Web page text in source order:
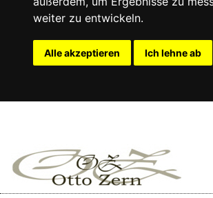
weiter zu entwickeln.
Alle akzeptieren Ich lehne ab